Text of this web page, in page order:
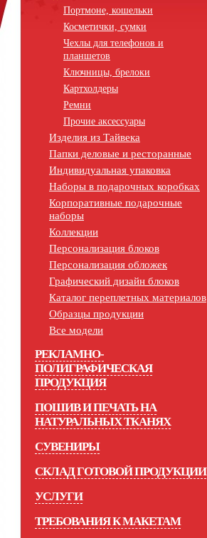
Портмоне, кошельки
Косметички, сумки
Чехлы для телефонов и
планшетов
Ключницы, брелоки
Картхолдеры
Ремни
Прочие аксессуары
Изделия из Тайвека
Папки деловые и ресторанные
Индивидуальная упаковка
Наборы в подарочных коробках
Корпоративные подарочные
наборы
Коллекции
Персонализация блоков
Персонализация обложек
Графический дизайн блоков
Каталог переплетных материалов
Образцы продукции
Все модели
РЕКЛАМНО-
ПОЛИГРАФИЧЕСКАЯ
ПРОДУКЦИЯ
ПОШИВ И ПЕЧАТЬ НА
НАТУРАЛЬНЫХ ТКАНЯХ
СУВЕНИРЫ
СКЛАД ГОТОВОЙ ПРОДУКЦИИ
УСЛУГИ
ТРЕБОВАНИЯ К МАКЕТАМ